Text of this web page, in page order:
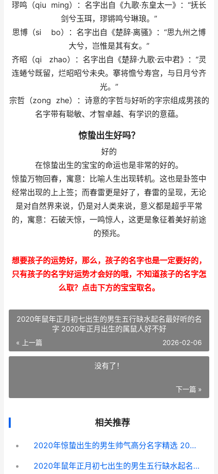
璆鸣（qiu ming）：名字出自《九歌·东皇太一》：“抚长
剑兮玉珥，璆锵鸣兮琳琅。”
思博（si bo）：名字出自《楚辞·离骚》：“思九州之博
大兮，岂惟是其有女。”
齐昭（qi zhao）：名字出自《楚辞·九歌·云中君》：“灵
连蜷兮既留，烂昭昭兮未央。搴将憺兮寿宫，与日月兮齐
光。”
宗哲（zong zhe）：诗意的字哲与好听的字宗组成男孩的
名字带有聪敏、才智卓越、有学识的意蕴。
惊蛰出生好吗？
好的
在惊蛰出生的宝宝的命运也是非常的好的。
惊蛰万物回春，寓意：比喻人生出现转机。这也是卦签中
经常出现的上上签；而春雷更是好了，春雷的呈现，无论
是对自然界来说，仍是对人类来说，意义都是超乎平常
的，寓意：石破天惊，一鸣惊人，这更是象征着美好前途
的预兆。
想要孩子的运势好，那么，孩子的名字也是一定要好的，
只有孩子的名字好运势才会好的哦，不知道孩子的名字怎
么取？点击下方的宝宝取名。
2020年鼠年正月初七出生的男生五行缺水起名最好听的名
字 2020年正月出生的属鼠人好不好
« 上一篇 2026-02-06
没有了！
下一篇 »
相关推荐
2020年惊蛰出生的男生帅气高分名字精选 2020年惊蛰出生的鼠宝宝好不好
2020年鼠年正月初七出生的男生五行缺水起名最好听的名字 2020年正月出生的属鼠人好不好